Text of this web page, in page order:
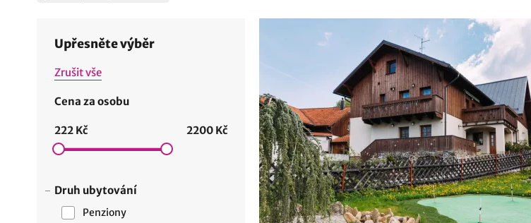
Upřesněte výběr
Zrušit vše
Cena za osobu
222 Kč 2200 Kč
Druh ubytování
Penziony